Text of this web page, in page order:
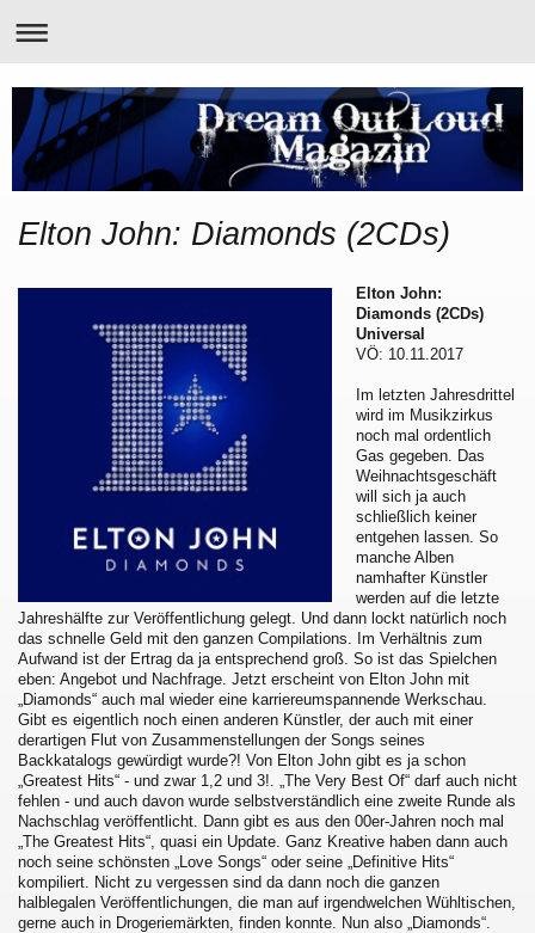
Elton John: Diamonds (2CDs)
Elton John:
Diamonds (2CDs)
Universal
VÖ: 10.11.2017
Im letzten Jahresdrittel
wird im Musikzirkus
noch mal ordentlich
Gas gegeben. Das
Weihnachtsgeschäft
will sich ja auch
schließlich keiner
entgehen lassen. So
manche Alben
namhafter Künstler
werden auf die letzte
Jahreshälfte zur Veröffentlichung gelegt. Und dann lockt natürlich noch
das schnelle Geld mit den ganzen Compilations. Im Verhältnis zum
Aufwand ist der Ertrag da ja entsprechend groß. So ist das Spielchen
eben: Angebot und Nachfrage. Jetzt erscheint von Elton John mit
„Diamonds“ auch mal wieder eine karriereumspannende Werkschau.
Gibt es eigentlich noch einen anderen Künstler, der auch mit einer
derartigen Flut von Zusammenstellungen der Songs seines
Backkatalogs gewürdigt wurde?! Von Elton John gibt es ja schon
„Greatest Hits“ - und zwar 1,2 und 3!. „The Very Best Of“ darf auch nicht
fehlen - und auch davon wurde selbstverständlich eine zweite Runde als
Nachschlag veröffentlicht. Dann gibt es aus den 00er-Jahren noch mal
„The Greatest Hits“, quasi ein Update. Ganz Kreative haben dann auch
noch seine schönsten „Love Songs“ oder seine „Definitive Hits“
kompiliert. Nicht zu vergessen sind da dann noch die ganzen
halblegalen Veröffentlichungen, die man auf irgendwelchen Wühltischen,
gerne auch in Drogeriemärkten, finden konnte. Nun also „Diamonds“.